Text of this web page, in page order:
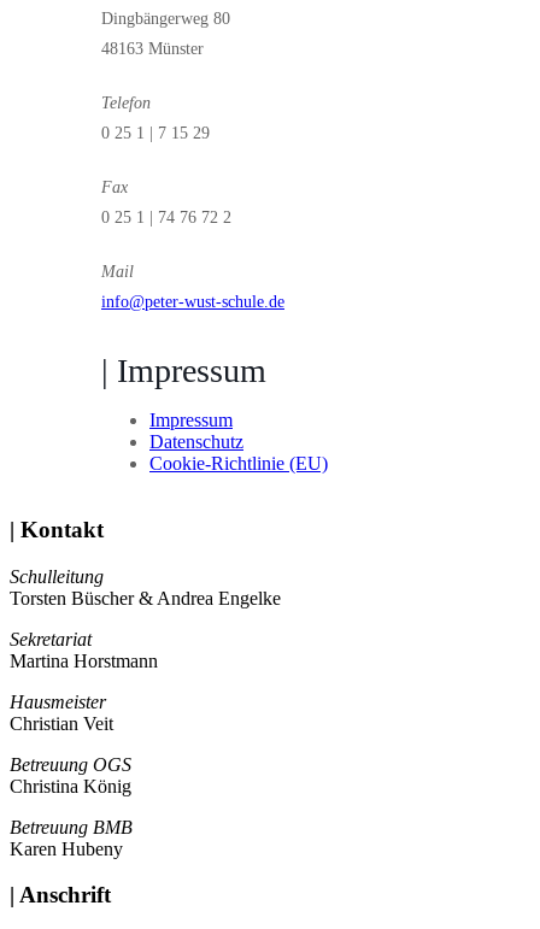
Dingbängerweg 80
48163 Münster
Telefon
0 25 1 | 7 15 29
Fax
0 25 1 | 74 76 72 2
Mail
info@peter-wust-schule.de
| Impressum
Impressum
Datenschutz
Cookie-Richtlinie (EU)
| Kontakt
Schulleitung
Torsten Büscher & Andrea Engelke
Sekretariat
Martina Horstmann
Hausmeister
Christian Veit
Betreuung OGS
Christina König
Betreuung BMB
Karen Hubeny
| Anschrift